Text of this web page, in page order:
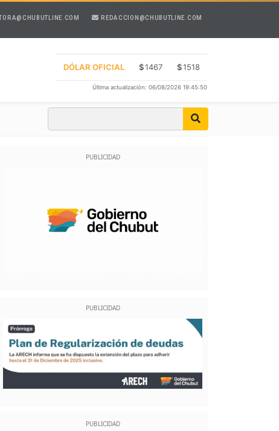
REDACCION@CHUBUTLINE.COM
DÓLAR OFICIAL $1467 $1518
Última actualización: 06/08/2026 19:45:50